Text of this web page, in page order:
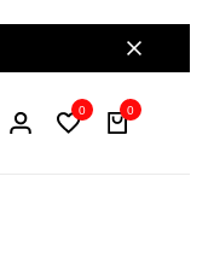
y bikepacking
0 0